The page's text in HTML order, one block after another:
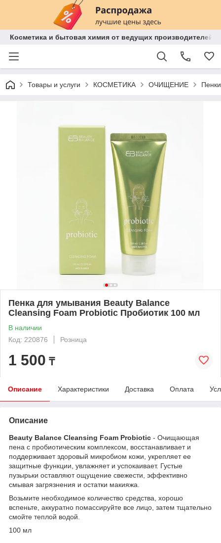
Косметика и бытовая химия от ведущих производителей
Товары и услуги КОСМЕТИКА ОЧИЩЕНИЕ
Пенка для умывания Beauty Balance
Cleansing Foam Probiotic Пробиотик 100 мл
В наличии
Код: 220876
Розница
1 500 ₸
Описание Характеристики Доставка Оплата
Описание
Beauty Balance Cleansing Foam Probiotic - Очищающая
пена с пробиотическим комплексом, восстанавливает и
поддерживает здоровый микробиом кожи, укрепляет ее
защитные функции, увлажняет и успокаивает. Густые
пузырьки оставляют ощущение свежести, эффективно
смывая загрязнения и остатки макияжа.
Возьмите необходимое количество средства, хорошо
вспеньте, аккуратно помассируйте все лицо, затем тщательно
смойте теплой водой.
100 мл